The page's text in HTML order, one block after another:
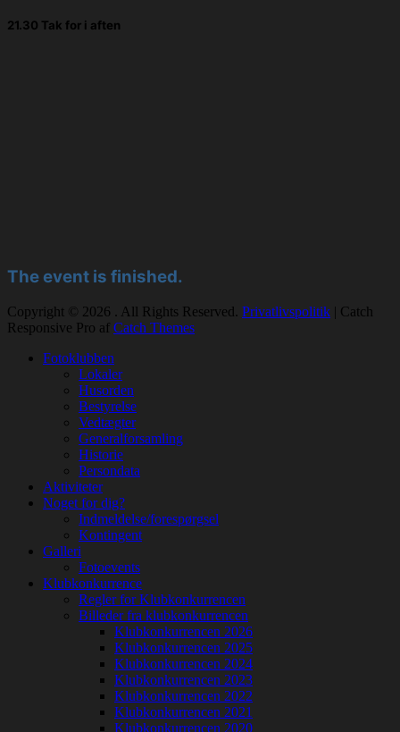
21.30 Tak for i aften
The event is finished.
Copyright © 2026 . All Rights Reserved. Privatlivspolitik | Catch
Responsive Pro af Catch Themes
Fotoklubben
Lokaler
Husorden
Bestyrelse
Vedtægter
Generalforsamling
Historie
Persondata
Aktiviteter
Noget for dig?
Indmeldelse/forespørgsel
Kontingent
Galleri
Fotoevents
Klubkonkurrence
Regler for Klubkonkurrencen
Billeder fra klubkonkurrencen
Klubkonkurrencen 2026
Klubkonkurrencen 2025
Klubkonkurrencen 2024
Klubkonkurrencen 2023
Klubkonkurrencen 2022
Klubkonkurrencen 2021
Klubkonkurrencen 2020